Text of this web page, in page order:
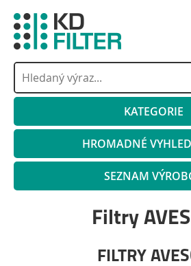
KATEGORIE
HROMADNÉ
SEZNAM
Filtry
FILTRY